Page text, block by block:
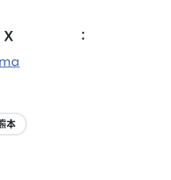
熊本」X ：
本